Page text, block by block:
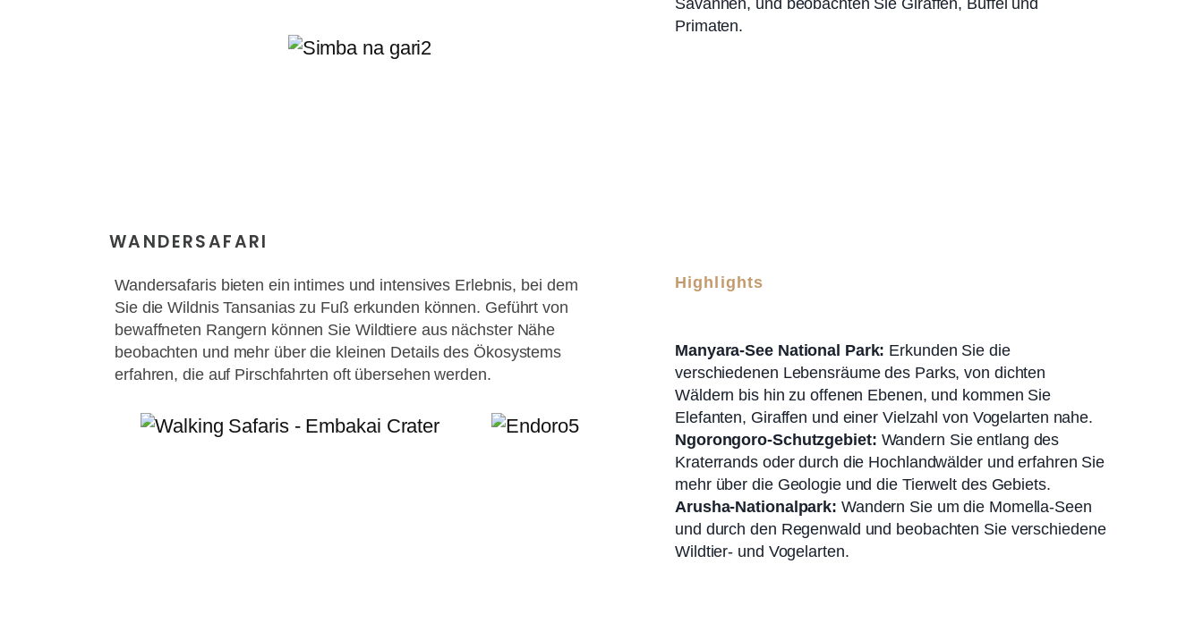
Savannen, und beobachten Sie Giraffen, Büffel und
Primaten.
WANDERSAFARI
Wandersafaris bieten ein intimes und intensives Erlebnis, bei dem
Sie die Wildnis Tansanias zu Fuß erkunden können. Geführt von
bewaffneten Rangern können Sie Wildtiere aus nächster Nähe
beobachten und mehr über die kleinen Details des Ökosystems
erfahren, die auf Pirschfahrten oft übersehen werden.
Highlights
Manyara-See National Park: Erkunden Sie die
verschiedenen Lebensräume des Parks, von dichten
Wäldern bis hin zu offenen Ebenen, und kommen Sie
Elefanten, Giraffen und einer Vielzahl von Vogelarten nahe.
Ngorongoro-Schutzgebiet: Wandern Sie entlang des
Kraterrands oder durch die Hochlandwälder und erfahren Sie
mehr über die Geologie und die Tierwelt des Gebiets.
Arusha-Nationalpark: Wandern Sie um die Momella-Seen
und durch den Regenwald und beobachten Sie verschiedene
Wildtier- und Vogelarten.